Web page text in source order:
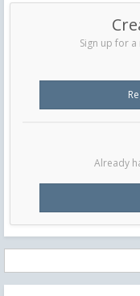
Sign up for
Already